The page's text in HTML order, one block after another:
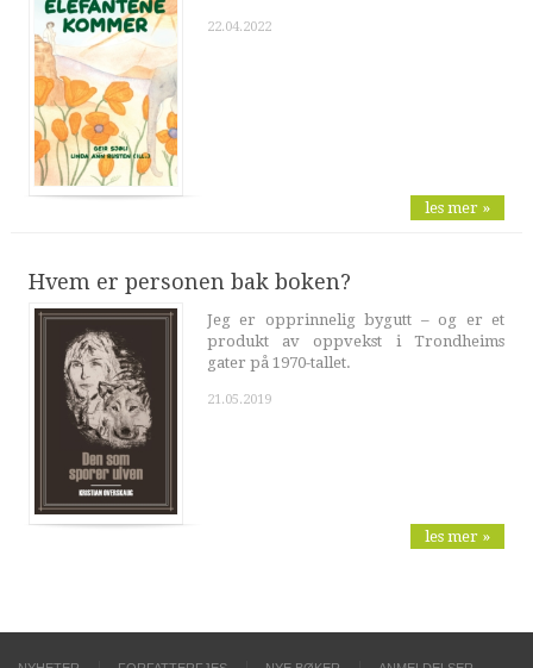
22.04.2022
les mer »
Hvem er personen bak boken?
Jeg er opprinnelig bygutt – og er et
produkt av oppvekst i Trondheims
gater på 1970-tallet.
21.05.2019
les mer »